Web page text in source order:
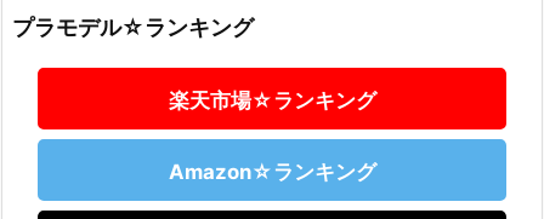
プラモデル☆ランキング
楽天市場☆ランキング
Amazon☆ランキング